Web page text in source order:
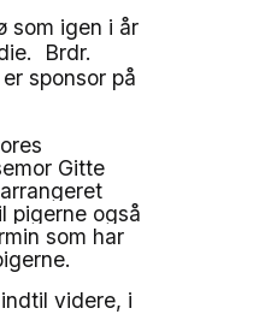
som igen i år
Brdr.
sponsor på
Gitte
pigerne også
som har
videre, i